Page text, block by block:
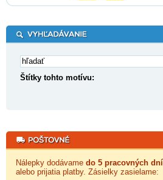
Štítky tohto motívu:
Nálepky dodávame do 5 pracovných dní
alebo prijatia platby. Zásielky zasielame: